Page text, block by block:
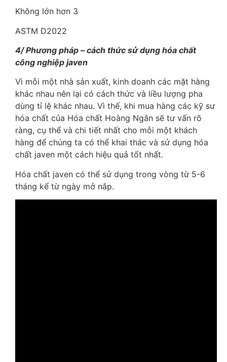
Không lớn hơn 3
ASTM D2022
4/ Phương pháp – cách thức sử dụng hóa chất
công nghiệp javen
Vì mỗi một nhà sản xuất, kinh doanh các mặt hàng
khác nhau nên lại có cách thức và liều lượng pha
dùng tỉ lệ khác nhau. Vì thế, khi mua hàng các kỹ sư
hóa chất của Hóa chất Hoàng Ngân sẽ tư vấn rõ
ràng, cụ thể và chi tiết nhất cho mỗi một khách
hàng để chúng ta có thể khai thác và sử dụng hóa
chất javen một cách hiệu quả tốt nhất.
Hóa chất javen có thể sử dụng trong vòng từ 5-6
tháng kể từ ngày mở nắp.